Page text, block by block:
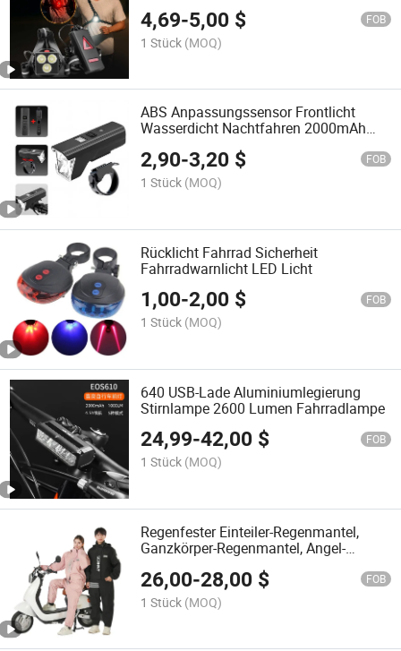
4,69-5,00 $ FOB
1 Stück (MOQ)
ABS Anpassungssensor Frontlicht
Wasserdicht Nachtfahren 2000mAh
2,90-3,20 $ FOB
1 Stück (MOQ)
Rücklicht Fahrrad Sicherheit
Fahrradwarnlicht LED Licht
1,00-2,00 $ FOB
1 Stück (MOQ)
640 USB-Lade Aluminiumlegierung
Stirnlampe 2600 Lumen Fahrradlampe
24,99-42,00 $ FOB
1 Stück (MOQ)
Regenfester Einteiler-Regenmantel,
Ganzkörper-Regenmantel, Angel-
Lockerer und Atmungsaktiver
Regenmantel
26,00-28,00 $ FOB
1 Stück (MOQ)